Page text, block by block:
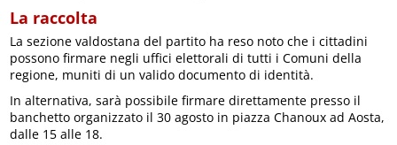
La raccolta
La sezione valdostana del partito ha reso noto che i cittadini
possono firmare negli uffici elettorali di tutti i Comuni della
regione, muniti di un valido documento di identità.
In alternativa, sarà possibile firmare direttamente presso il
banchetto organizzato il 30 agosto in piazza Chanoux ad Aosta,
dalle 15 alle 18.